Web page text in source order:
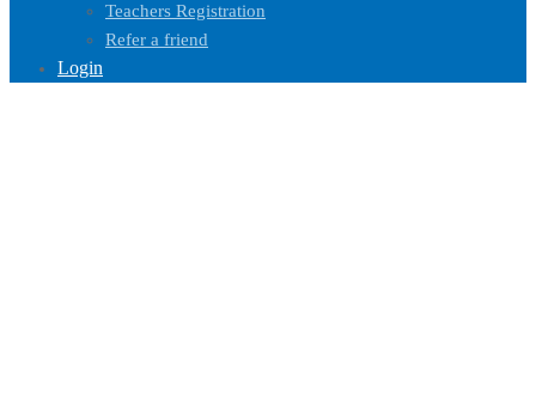
Teachers Registration
Refer a friend
Login